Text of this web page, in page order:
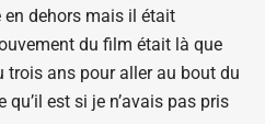
dehors mais il était
du film était là que
trois ans pour aller au bout du
est si je n’avais pas pris